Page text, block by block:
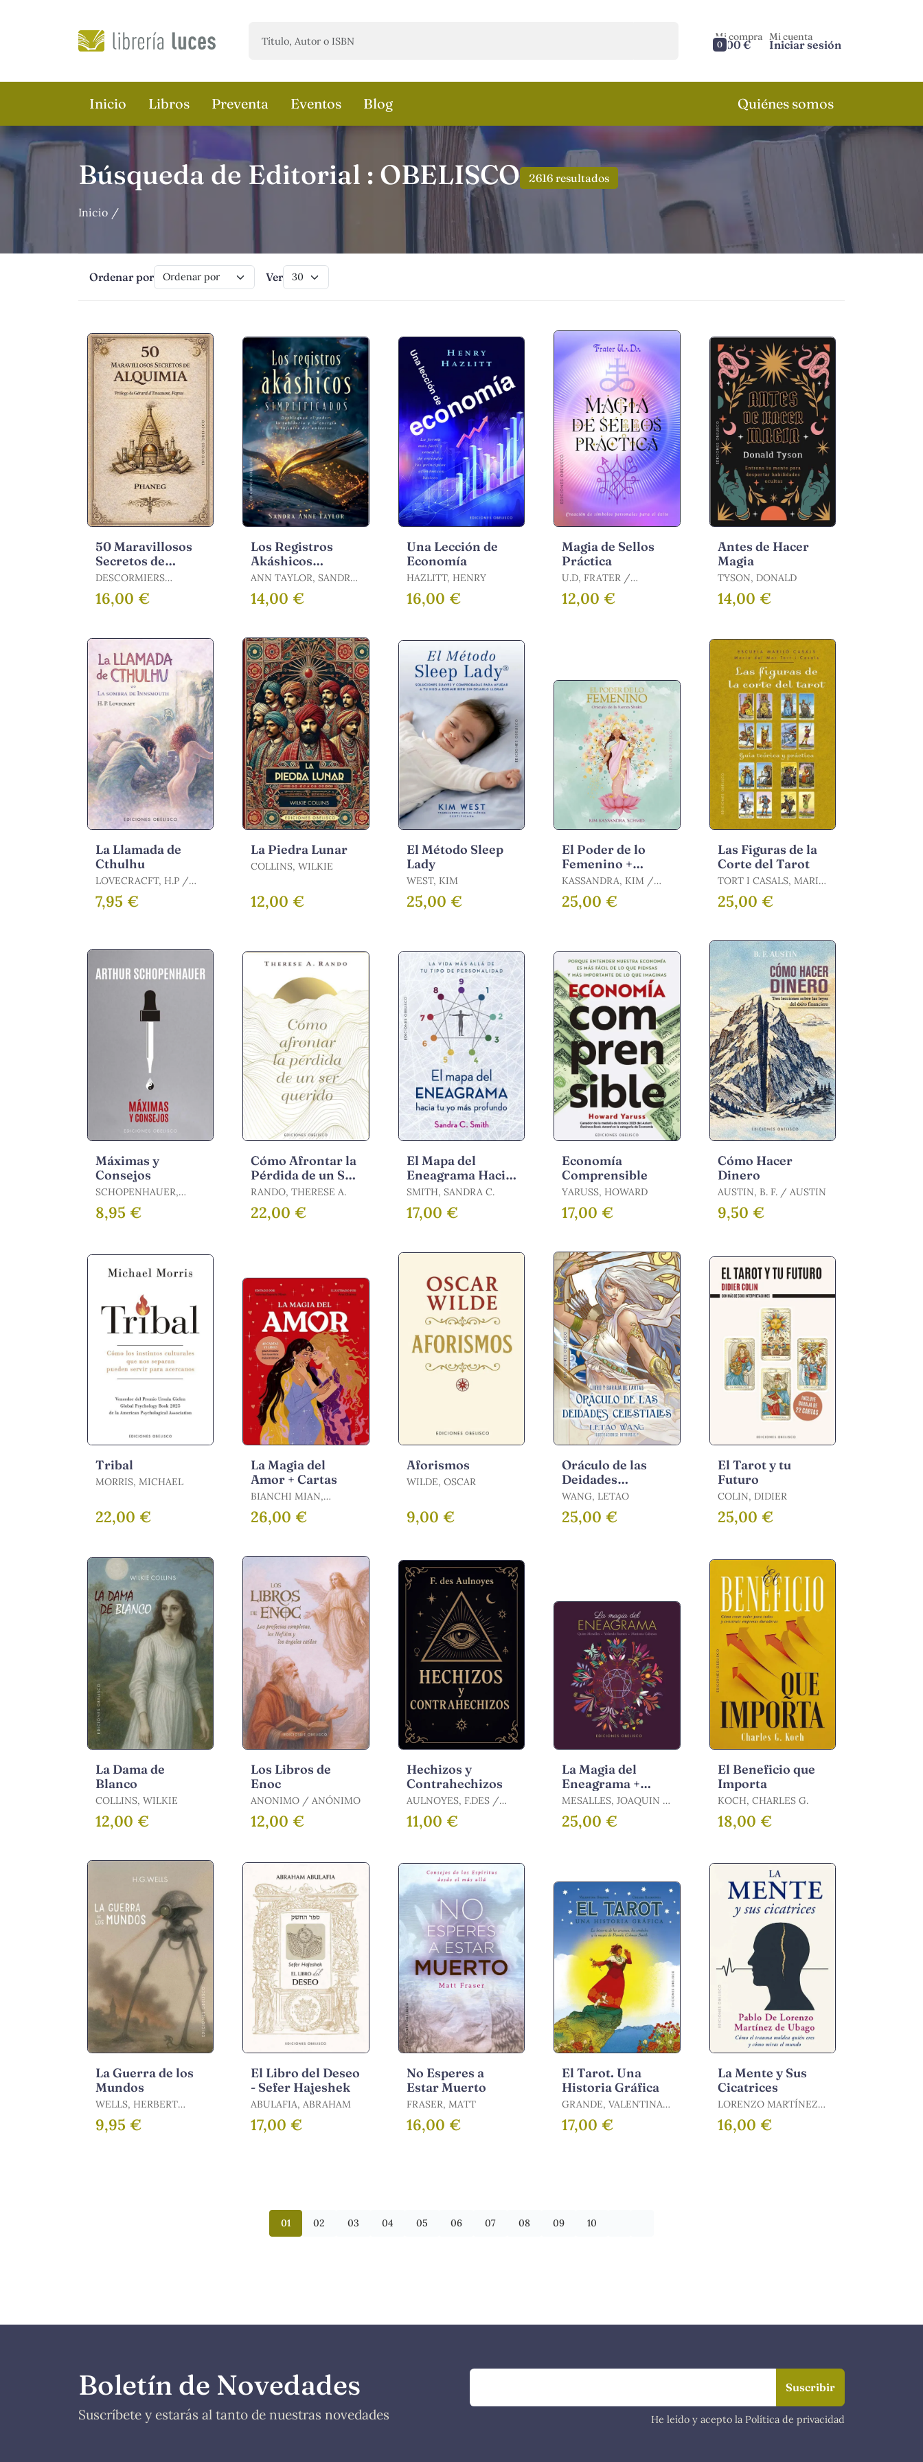
0
Mi compra
0,00 €
Mi cuenta
Iniciar sesión
Inicio Libros Preventa Eventos Blog Quiénes somos
Búsqueda de Editorial : OBELISCO 2616 resultados
Inicio
Ordenar por Ver
50 Maravillosos
Secretos de
Alquimia
DESCORMIERS
PHANEG, GEORGES
16,00 €
Los Registros
Akáshicos
Simplificados
ANN TAYLOR, SANDRA
/ TAYLOR, SANDRA
ANNE
14,00 €
Una Lección de
Economía
HAZLITT, HENRY
16,00 €
Magia de Sellos
Práctica
U.D, FRATER /
FRATER, T
12,00 €
Antes de Hacer
Magia
TYSON, DONALD
14,00 €
La Llamada de
Cthulhu
LOVECRACFT, H.P /
HOWARD PHILLIPS
LOVECRAFT
7,95 €
La Piedra Lunar
COLLINS, WILKIE
12,00 €
El Método Sleep
Lady
WEST, KIM
25,00 €
El Poder de lo
Femenino +
Cartas
KASSANDRA, KIM /
KASSANDRA SCHMID,
KIM
25,00 €
Las Figuras de la
Corte del Tarot
TORT I CASALS, MARIA
DEL MAR
25,00 €
Máximas y
Consejos
SCHOPENHAUER,
ARTHUR
8,95 €
Cómo Afrontar la
Pérdida de un Ser
Querido
RANDO, THERESE A.
22,00 €
El Mapa del
Eneagrama Hacia
tu yo Más
Profundo
SMITH, SANDRA C.
17,00 €
Economía
Comprensible
YARUSS, HOWARD
17,00 €
Cómo Hacer
Dinero
AUSTIN, B. F. / AUSTIN
9,50 €
Tribal
MORRIS, MICHAEL
22,00 €
La Magia del
Amor + Cartas
BIANCHI MIAN,
VALERIA
26,00 €
Aforismos
WILDE, OSCAR
9,00 €
Oráculo de las
Deidades
Celestiales +
Cartas
WANG, LETAO
25,00 €
El Tarot y tu
Futuro
COLIN, DIDIER
25,00 €
La Dama de
Blanco
COLLINS, WILKIE
12,00 €
Los Libros de
Enoc
ANONIMO / ANÓNIMO
12,00 €
Hechizos y
Contrahechizos
AULNOYES, F.DES /
FRANÇOIS
11,00 €
La Magia del
Eneagrama +
Cartas
MESALLES, JOAQUIN /
RAMOS VELA,
YOLANDA / MESALLES
25,00 €
El Beneficio que
Importa
KOCH, CHARLES G.
18,00 €
La Guerra de los
Mundos
WELLS, HERBERT
GEORGE
9,95 €
El Libro del Deseo
- Sefer Hajeshek
ABULAFIA, ABRAHAM
17,00 €
No Esperes a
Estar Muerto
FRASER, MATT
16,00 €
El Tarot. Una
Historia Gráfica
GRANDE, VALENTINA
/ CHIARA, RAIMONDI
17,00 €
La Mente y Sus
Cicatrices
LORENZO MARTÍNEZ
DE UBAGO, PABLO DE
16,00 €
01 02 03 04 05 06 07 08 09 10
Boletín de Novedades
Suscríbete y estarás al tanto de nuestras novedades He leído y acepto la Política de privacidad